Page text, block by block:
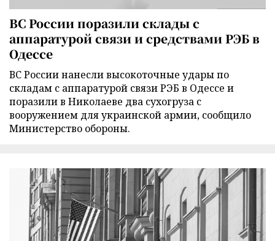
ВС России поразили склады с
аппаратурой связи и средствами РЭБ в
Одессе
ВС России нанесли высокоточные удары по
складам с аппаратурой связи РЭБ в Одессе и
поразили в Николаеве два сухогруза с
вооружением для украинской армии, сообщило
Министерство обороны.